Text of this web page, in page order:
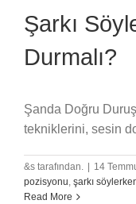
Şarkı
Durmalı?
Şanda Doğru
tekniklerini, sesin
&s tarafından. | 14
pozisyonu şarkı
Read More